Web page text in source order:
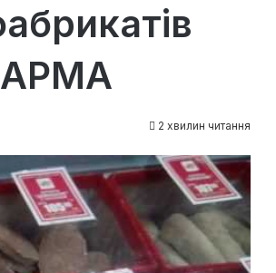
АРМА
2 хвилин читання